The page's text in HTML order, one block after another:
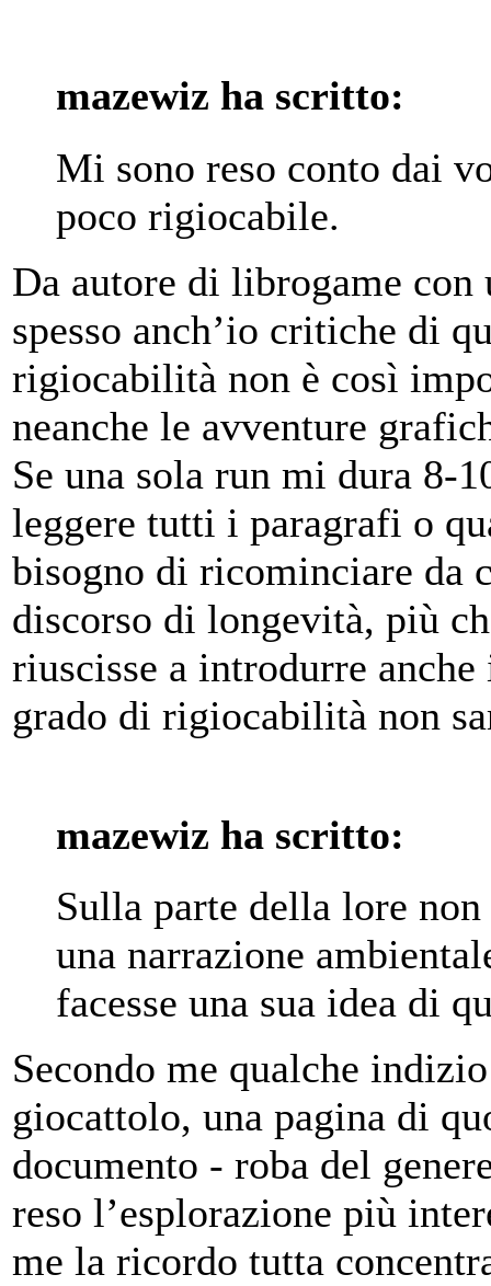
mazewiz ha scritto:
Mi sono reso conto dai
poco rigiocabile.
Da autore di librogame
spesso anch’io critiche di
rigiocabilità non è così
neanche le avventure
Se una sola run mi dura 8-
leggere tutti i paragrafi o
bisogno di ricominciare da
discorso di longevità, più
riuscisse a introdurre
grado di rigiocabilità non
mazewiz ha scritto:
Sulla parte della lore
una narrazione
facesse una sua idea di
Secondo me qualche
giocattolo, una pagina di
documento - roba del
reso l’esplorazione più
me la ricordo tutta